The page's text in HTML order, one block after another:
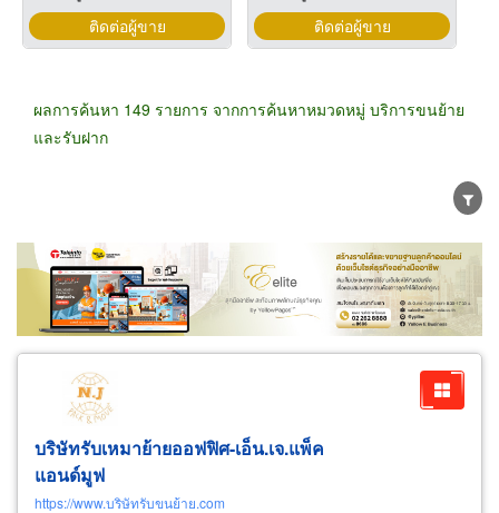
ติดต่อผู้ขาย ติดต่อผู้ขาย
ผลการค้นหา 149 รายการ จากการค้นหาหมวดหมู่ บริการขนย้าย
และรับฝาก
ขายส่ง ขายปลีก ผู้ผลิต
ตัวแทนจัดจำหน่าย
ผู้ส่งออก/นำเข้า
ธุรกิจบริการ
บริษัทรับเหมาย้ายออฟฟิศ-เอ็น.เจ.แพ็ค
แอนด์มูฟ
https://www.บริษัทรับขนย้าย.com